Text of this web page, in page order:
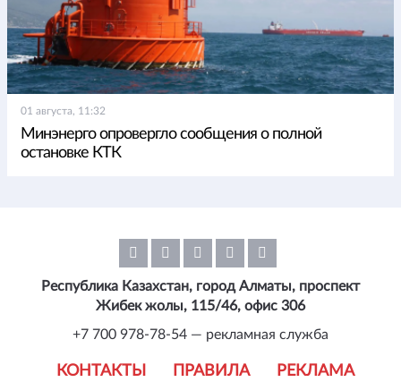
01 августа, 11:32
Минэнерго опровергло сообщения о полной
остановке КТК
КОНТАКТЫ ПРАВИЛА РЕКЛАМА
Республика Казахстан, город Алматы, проспект
Жибек жолы, 115/46, офис 306
+7 700 978-78-54 — рекламная служба